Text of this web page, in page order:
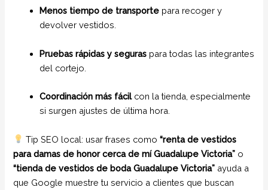
Menos tiempo de transporte para recoger y
devolver vestidos.
Pruebas rápidas y seguras para todas las integrantes
del cortejo.
Coordinación más fácilcon la tienda, especialmente
si surgen ajustes de última hora.
Tip SEO local: usar frases como“renta de vestidos
para damas de honor cerca de mí Guadalupe Victoria” o
“tienda de vestidos de boda Guadalupe Victoria” ayuda a
que Google muestre tu servicio a clientes que buscan